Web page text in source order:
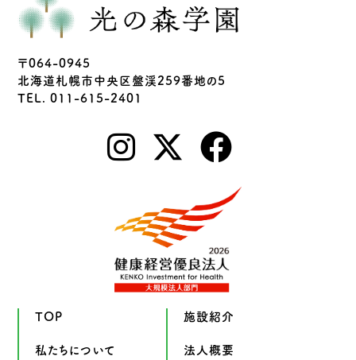
〒064-0945
北海道札幌市中央区盤渓259番地の5
TEL. 011-615-2401
TOP
私たちについて
施設紹介
法人概要